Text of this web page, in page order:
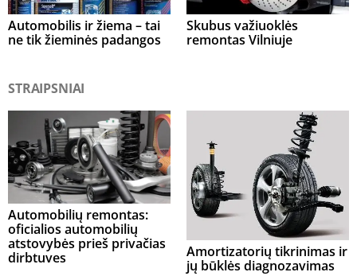
Automobilis ir žiema – tai
ne tik žieminės padangos
Skubus važiuoklės
remontas Vilniuje
STRAIPSNIAI
Automobilių remontas:
oficialios automobilių
atstovybės prieš privačias
dirbtuves
Amortizatorių tikrinimas ir
jų būklės diagnozavimas